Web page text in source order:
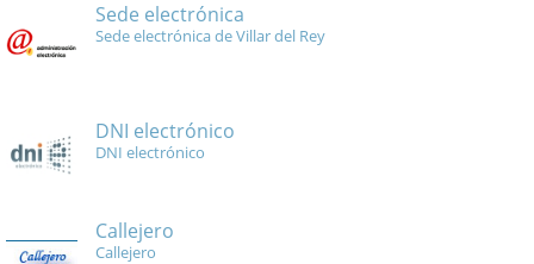
Sede electrónica
Sede electrónica de Villar del Rey
DNI electrónico
DNI electrónico
Callejero
Callejero